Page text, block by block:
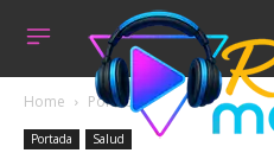
Home Portada
Portada Salud